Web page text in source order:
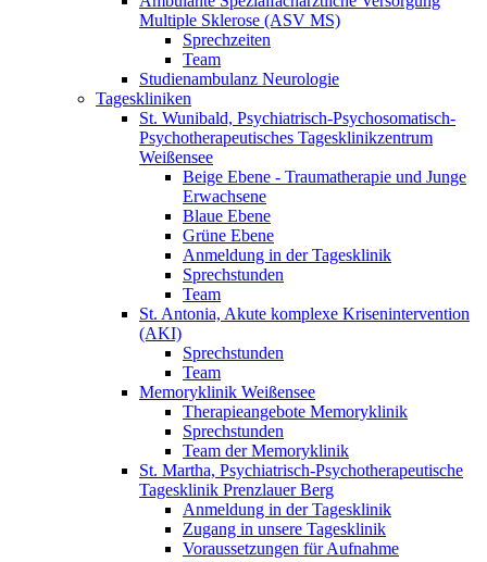
Multiple Sklerose (ASV MS)
Sprechzeiten
Team
Studienambulanz Neurologie
Tageskliniken
St. Wunibald, Psychiatrisch-Psychosomatisch-
Psychotherapeutisches Tagesklinikzentrum
Weißensee
Beige Ebene - Traumatherapie und Junge
Erwachsene
Blaue Ebene
Grüne Ebene
Anmeldung in der Tagesklinik
Sprechstunden
Team
St. Antonia, Akute komplexe Krisenintervention
(AKI)
Sprechstunden
Team
Memoryklinik Weißensee
Therapieangebote Memoryklinik
Sprechstunden
Team der Memoryklinik
St. Martha, Psychiatrisch-Psychotherapeutische
Tagesklinik Prenzlauer Berg
Anmeldung in der Tagesklinik
Zugang in unsere Tagesklinik
Voraussetzungen für Aufnahme